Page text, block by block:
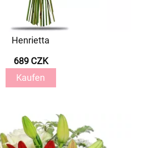
Henrietta
689 CZK
Kaufen